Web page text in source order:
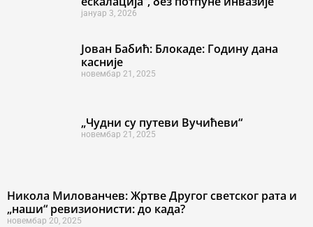
јануар 3, 2026
Јован Бабић: Блокаде: Годину дана
касније
новембар 21, 2025
„Чудни су путеви Вучићеви“
новембар 21, 2025
Никола Милованчев: Жртве Другог светског рата и
„наши“ ревизионисти: до када?
новембар 20, 2025